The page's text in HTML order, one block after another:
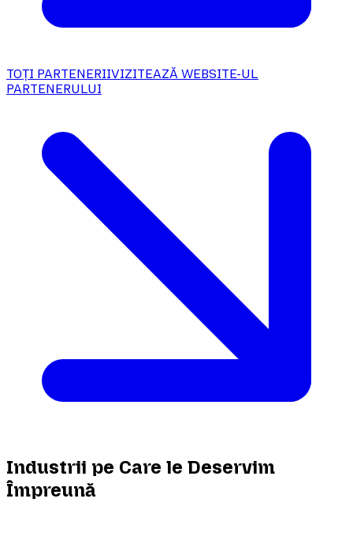
TOȚI PARTENERIIVIZITEAZĂ WEBSITE-UL
PARTENERULUI
Industrii pe Care le Deservim
Împreună